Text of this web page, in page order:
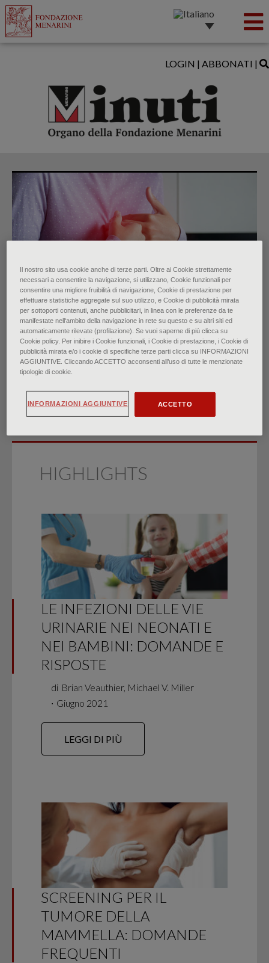
LOGIN | ABBONATI |
I disturbi della motilità
esofagea
di Dr. John M. Wilkinson, Dr. Magnus Halland
∙ Febbraio 2022
HIGHLIGHTS
LE INFEZIONI DELLE VIE
URINARIE NEI NEONATI E
NEI BAMBINI: DOMANDE E
RISPOSTE
di Brian Veauthier, Michael V. Miller
∙ Giugno 2021
LEGGI DI PIÙ
SCREENING PER IL
TUMORE DELLA
MAMMELLA: DOMANDE
FREQUENTI
Il nostro sito usa cookie anche di terze parti. Oltre ai Cookie strettamente
necessari a consentire la navigazione, si utilizzano, Cookie funzionali per
consentire una migliore fruibilità di navigazione, Cookie di prestazione per
effettuare statistiche aggregate sul suo utilizzo, e Cookie di pubblicità mirata
per sottoporti contenuti, anche pubblicitari, in linea con le preferenze da te
manifestate nell‘ambito della navigazione in rete su questo e su altri siti ed
automaticamente rilevate (profilazione). Se vuoi saperne di più clicca su
Cookie policy. Per inibire i Cookie funzionali, i Cookie di prestazione, i Cookie di
pubblicità mirata e/o i cookie di specifiche terze parti clicca su INFORMAZIONI
AGGIUNTIVE. Cliccando ACCETTO acconsenti all’uso di tutte le menzionate
tipologie di cookie.
ACCETTO
INFORMAZIONI AGGIUNTIVE